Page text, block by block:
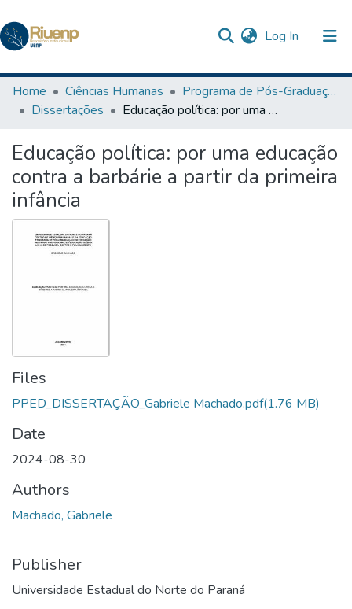
Log In (current)
Communities & Collections
Browse DSpace
Statistics
The Repository
Home Ciências Humanas
Programa de Pós-Graduação em Educação
Dissertações
Educação política: por uma educação contra a barbárie a partir da primeira infância
Educação política: por uma educação
contra a barbárie a partir da primeira
infância
Files
PPED_DISSERTAÇÃO_Gabriele Machado.pdf(1.76 MB)
Date
2024-08-30
Authors
Machado, Gabriele
Publisher
Universidade Estadual do Norte do Paraná